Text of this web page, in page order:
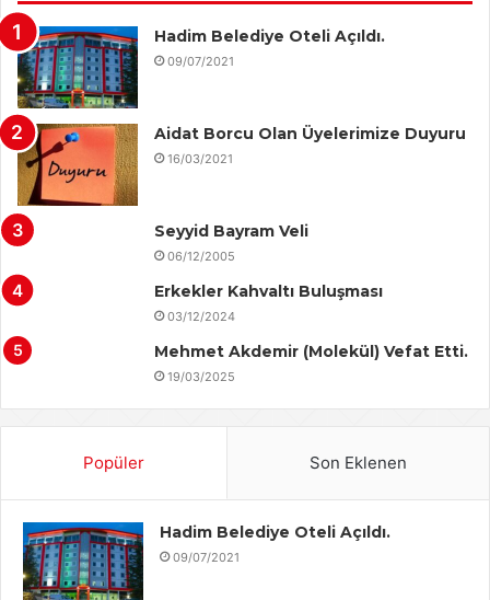
Hadim Belediye Oteli Açıldı.
09/07/2021
Aidat Borcu Olan Üyelerimize Duyuru
16/03/2021
Seyyid Bayram Veli
06/12/2005
Erkekler Kahvaltı Buluşması
03/12/2024
Mehmet Akdemir (Molekül) Vefat Etti.
19/03/2025
Popüler Son Eklenen
Hadim Belediye Oteli Açıldı.
09/07/2021